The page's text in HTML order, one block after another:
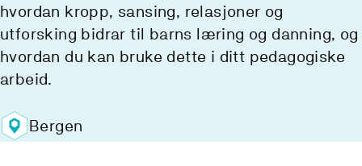
hvordan kropp, sansing, relasjoner og
utforsking bidrar til barns læring og danning, og
hvordan du kan bruke dette i ditt pedagogiske
arbeid.
Bergen